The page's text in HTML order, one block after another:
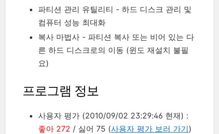
파티션 관리 유틸리티 - 하드 디스크 관리 및
컴퓨터 성능 최대화
복사 마법사 - 파티션 복사 또는 비어 있는 다
른 하드 디스크로의 이동 (윈도 재설치 불필
요)
프로그램 정보
사용자 평가 (2010/09/02 23:29:46 현재) :
좋아 272 / 싫어 75 (사용자 평가 보러 가기)